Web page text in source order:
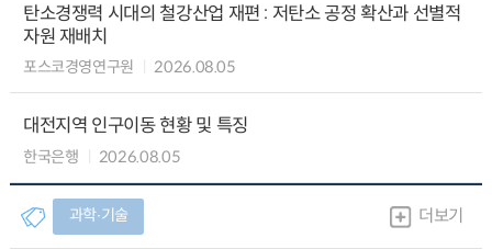
탄소경쟁력 시대의 철강산업 재편 : 저탄소 공정 확산과 선별적
자원 재배치
포스코경영연구원 2026.08.05
대전지역 인구이동 현황 및 특징
한국은행 2026.08.05
과학∙기술 더보기